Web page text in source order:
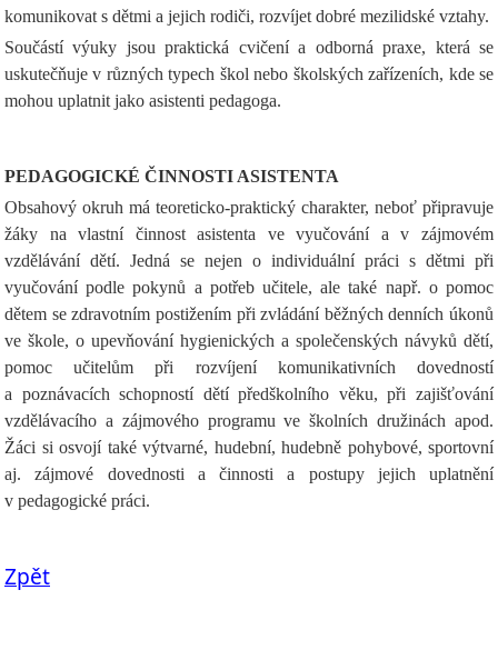
komunikovat s dětmi a jejich rodiči, rozvíjet dobré mezilidské vztahy.
Součástí výuky jsou praktická cvičení a odborná praxe, která se
uskutečňuje v různých typech škol nebo školských zařízeních, kde se
mohou uplatnit jako asistenti pedagoga.
PEDAGOGICKÉ ČINNOSTI ASISTENTA
Obsahový okruh má teoreticko-praktický charakter, neboť připravuje
žáky na vlastní činnost asistenta ve vyučování a v zájmovém
vzdělávání dětí. Jedná se nejen o individuální práci s dětmi při
vyučování podle pokynů a potřeb učitele, ale také např. o pomoc
dětem se zdravotním postižením při zvládání běžných denních úkonů
ve škole, o upevňování hygienických a společenských návyků dětí,
pomoc učitelům při rozvíjení komunikativních dovedností
a poznávacích schopností dětí předškolního věku, při zajišťování
vzdělávacího a zájmového programu ve školních družinách apod.
Žáci si osvojí také výtvarné, hudební, hudebně pohybové, sportovní
aj. zájmové dovednosti a činnosti a postupy jejich uplatnění
v pedagogické práci.
Zpět